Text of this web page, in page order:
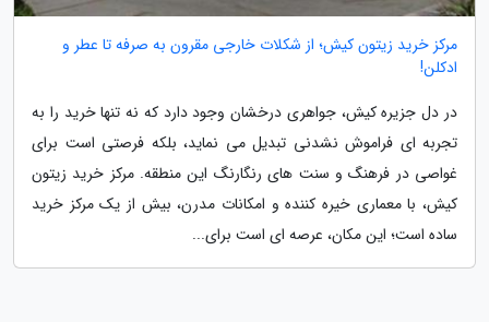
مرکز خرید زیتون کیش؛ از شکلات خارجی مقرون به صرفه تا عطر و
ادکلن!
در دل جزیره کیش، جواهری درخشان وجود دارد که نه تنها خرید را به
تجربه ای فراموش نشدنی تبدیل می نماید، بلکه فرصتی است برای
غواصی در فرهنگ و سنت های رنگارنگ این منطقه. مرکز خرید زیتون
کیش، با معماری خیره کننده و امکانات مدرن، بیش از یک مرکز خرید
ساده است؛ این مکان، عرصه ای است برای...